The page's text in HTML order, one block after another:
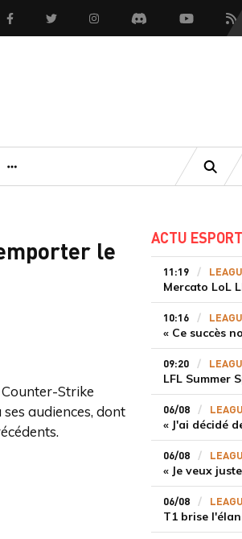
FacebookTwitter InstagramDiscord Youtube
le
Strike
audiences, dont
ACTU ESPORT
11:19
10:16
09:20
06/08
06/08
06/08